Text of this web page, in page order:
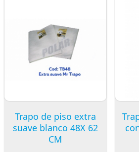
Trapo de piso extra
suave blanco 48X 62
CM